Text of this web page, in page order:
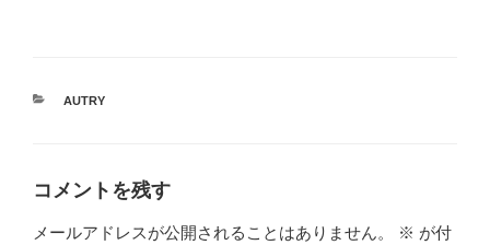
カ
AUTRY
コメントを残す
メールアドレスが公開されることはありません。 ※ が付